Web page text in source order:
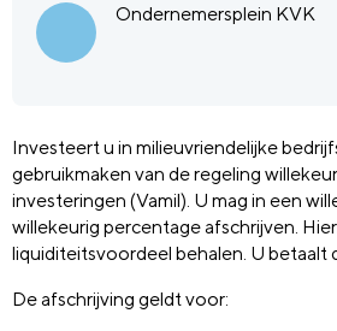
Ondernemersplein KVK
Investeert u in milieuvriendelijke
gebruikmaken van de regeling
investeringen (Vamil). U mag in een
willekeurig percentage afschrijven.
liquiditeitsvoordeel behalen. U betaalt
De afschrijving geldt voor: